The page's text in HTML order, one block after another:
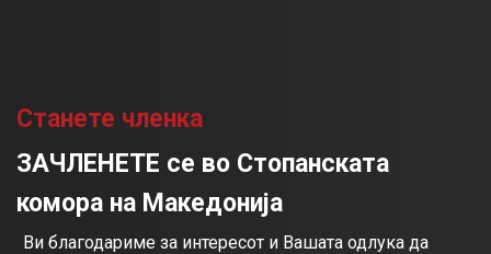
Станете членка
ЗАЧЛЕНЕТЕ се во Стопанската
комора на Македонија
Ви благодариме за интересот и Вашата одлука да